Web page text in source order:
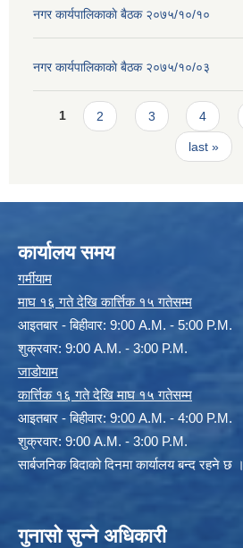
नगर कार्यपालिकाकाे बैठक २०७५/१०/१०
नगर कार्यपालिकाकाे बैठक २०७५/१०/०३
Pages
1 2 3 4
last »
कार्यालय समय
गर्मीयाम
माघ १६ गते देखि कार्त्तिक १५ गतेसम्म
आइतबार - बिहीवार: 9:00 A.M. - 5:00 P.M.
शुक्रवार: 9:00 A.M. - 3:00 P.M.
जाडोयाम
कार्त्तिक १६ गते देखि माघ १५ गतेसम्म
आइतबार - बिहीवार: 9:00 A.M. - 4:00 P.M.
शुक्रवार: 9:00 A.M. - 3:00 P.M.
सार्बजनिक बिदाको दिनमा कार्यालय बन्द रहने छ ।
गुनासो सुन्ने अधिकारी